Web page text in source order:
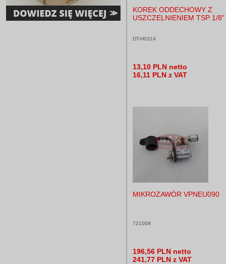
KOREK ODDECHOWY Z
USZCZELNIENIEM TSP 1/8"
DT-H0314
13,10 PLN netto
16,11 PLN z VAT
MIKROZAWÓR VPNEU090
721009
196,56 PLN netto
241,77 PLN z VAT